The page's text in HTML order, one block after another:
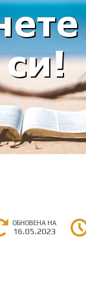
ОБНОВЕНА НА
16.05.2023